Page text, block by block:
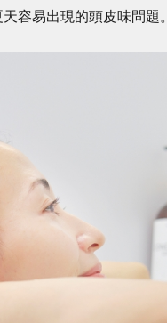
容易出現的頭皮味問題。